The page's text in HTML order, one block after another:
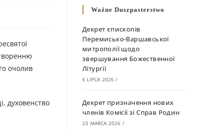
очолив
духовенство
Ważne Duszpasterstwo
Декрет єпископів
Перемисько-Варшавської
митрополії щодо
звершування Божественної
Літургії
6 LIPCA 2026 /
Декрет призначення нових
членів Комісії зі Справ Родин
23 MARCA 2026 /